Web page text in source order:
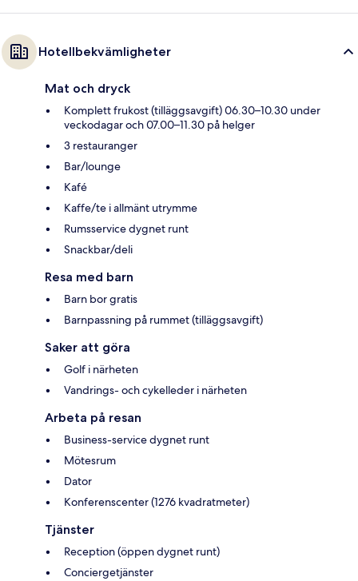
Hotellbekvämligheter
Mat och dryck
Komplett frukost (tilläggsavgift) 06.30–10.30 under
veckodagar och 07.00–11.30 på helger
3 restauranger
Bar/lounge
Kafé
Kaffe/te i allmänt utrymme
Rumsservice dygnet runt
Snackbar/deli
Resa med barn
Barn bor gratis
Barnpassning på rummet (tilläggsavgift)
Saker att göra
Golf i närheten
Vandrings- och cykelleder i närheten
Arbeta på resan
Business-service dygnet runt
Mötesrum
Dator
Konferenscenter (1276 kvadratmeter)
Tjänster
Reception (öppen dygnet runt)
Conciergetjänster